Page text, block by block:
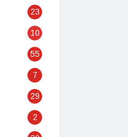
23
10
55
7
29
2